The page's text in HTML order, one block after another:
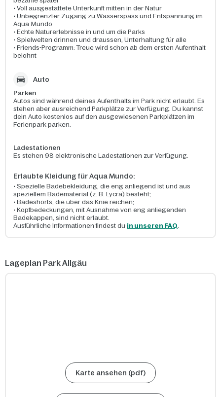
• Voll ausgestattete Unterkunft mitten in der Natur
• Unbegrenzter Zugang zu Wasserspass und Entspannung im
Aqua Mundo
• Echte Naturerlebnisse in und um die Parks
• Spielwelten drinnen und draussen, Unterhaltung für alle
• Friends-Programm: Treue wird schon ab dem ersten Aufenthalt
belohnt
Auto
Parken
Autos sind während deines Aufenthalts im Park nicht erlaubt. Es
stehen aber ausreichend Parkplätze zur Verfügung. Du kannst
dein Auto kostenlos auf den ausgewiesenen Parkplätzen im
Ferienpark parken.
Ladestationen
Es stehen 98 elektronische Ladestationen zur Verfügung.
Erlaubte Kleidung für Aqua Mundo:
• Spezielle Badebekleidung, die eng anliegend ist und aus
speziellem Badematerial (z. B. Lycra) besteht;
• Badeshorts, die über das Knie reichen;
• Kopfbedeckungen, mit Ausnahme von eng anliegenden
Badekappen, sind nicht erlaubt.
Ausführliche Informationen findest du in unseren FAQ.
Lageplan Park Allgäu
Karte ansehen (pdf)